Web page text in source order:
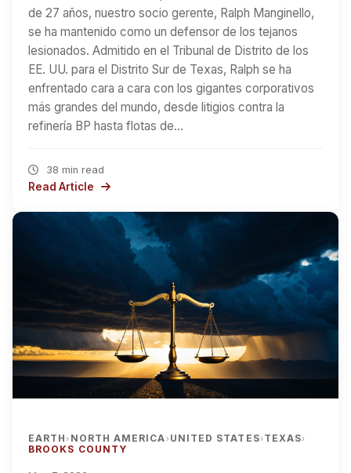
de 27 años, nuestro socio gerente, Ralph Manginello,
se ha mantenido como un defensor de los tejanos
lesionados. Admitido en el Tribunal de Distrito de los
EE. UU. para el Distrito Sur de Texas, Ralph se ha
enfrentado cara a cara con los gigantes corporativos
más grandes del mundo, desde litigios contra la
refinería BP hasta flotas de…
38 min read
Read Article
EARTH› NORTH AMERICA› UNITED STATES› TEXAS›
BROOKS COUNTY